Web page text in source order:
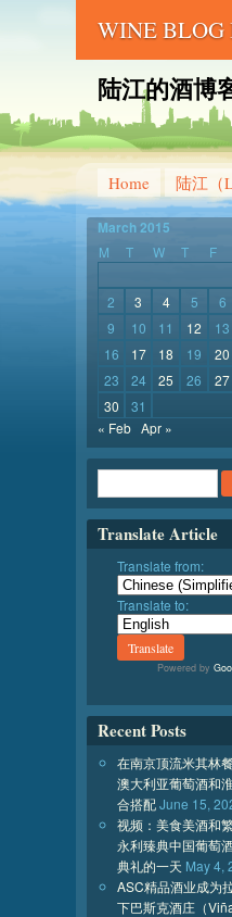
WINE
陆江的酒博
Home 陆江（
March 2015
M T W T F
2
3 4 5 6
9
10 11 12 13
16
17 18 19 20
23
24 25 26 27
30
31
« Feb Apr »
Translate Article
Translate from:
Translate to:
Powered by
Recent Posts
在南京顶流米其林
澳大利亚葡萄酒和
合搭配June 15,
视频：美食美酒和
永利臻典中国葡萄
典礼的一天 May 4,
ASC精品酒业成为
下巴斯克酒庄（